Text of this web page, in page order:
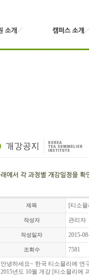
제목 [티소
작성자 관리자
작성일자 2015-
조회수 7581
안녕하세요~ 한국 티소믈리에 연
2015년도 10월 개강 [티소믈리에